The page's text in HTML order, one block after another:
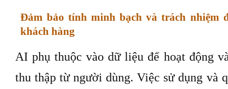
Đảm bảo tính minh bạch và trách nhiệm
khách hàng
AI phụ thuộc vào dữ liệu để hoạt động
thu thập từ người dùng. Việc sử dụng và